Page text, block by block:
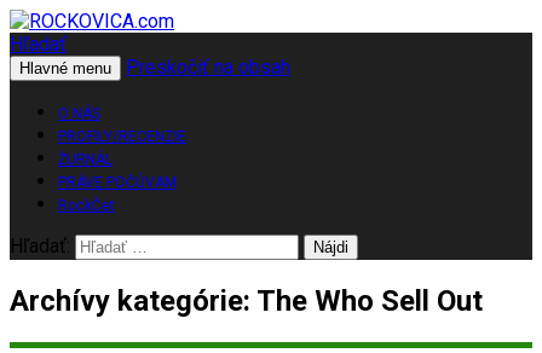
ROCKOVICA.com
Hľadať
Hlavné menu Preskočiť na obsah
O NÁS
PROFILY/RECENZIE
ŽURNÁL
PRÁVE POČÚVAM
RockČet
Hľadať:
Archívy kategórie: The Who Sell Out